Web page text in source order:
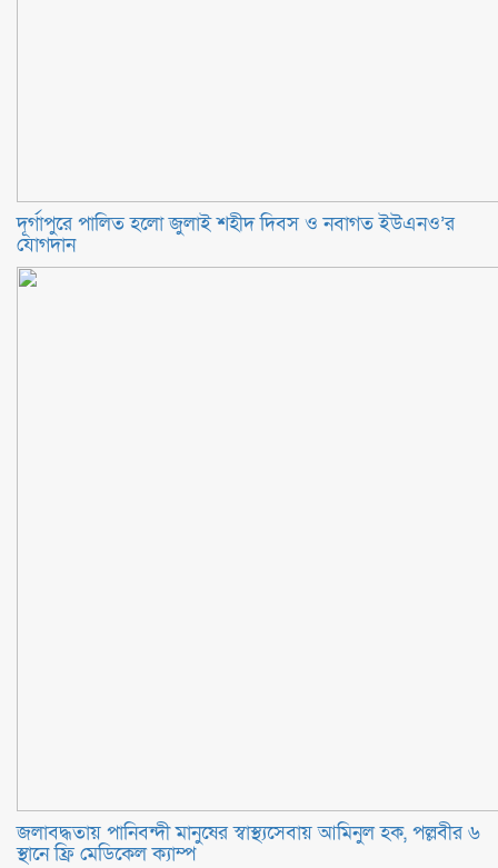
‎দূর্গাপুরে পালিত হলো জুলাই শহীদ দিবস ও নবাগত ইউএনও’র
যোগদান ‎
জলাবদ্ধতায় পানিবন্দী মানুষের স্বাস্থ্যসেবায় আমিনুল হক, পল্লবীর ৬
স্থানে ফ্রি মেডিকেল ক্যাম্প